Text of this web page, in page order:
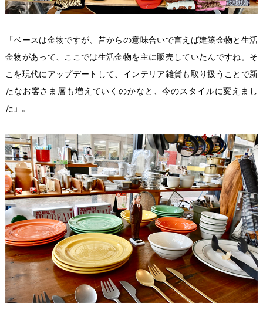
「ベースは金物ですが、昔からの意味合いで言えば建築金物と生活
金物があって、ここでは生活金物を主に販売していたんですね。そ
こを現代にアップデートして、インテリア雑貨も取り扱うことで新
たなお客さま層も増えていくのかなと、今のスタイルに変えまし
た」。